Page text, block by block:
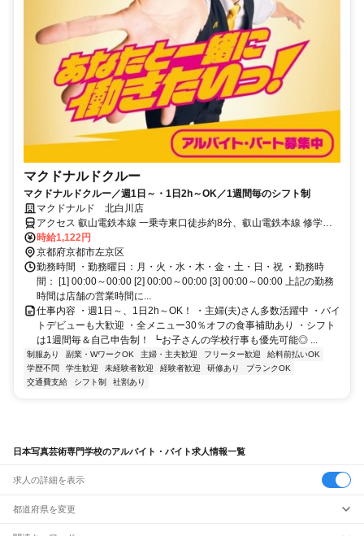
マクドナルドクルー
マクドナルドクルー／週1日～・1日2h～OK／1週間毎のシフト制
マクドナルド 北白川店
アクセス 叡山電鉄本線 一乗寺東口徒歩約8分、叡山電鉄本線 修学院
徒歩約13分、叡山電鉄本線 茶山・京都芸術大学徒歩約13分 一乗寺
[叡山電鉄叡山本線] 茶山・京都芸術大学 [叡山電鉄叡山本線] 修学院
[叡山電鉄叡山本線] 元田中 [叡山電鉄叡山本線] 松ヶ崎 [京都市営地下
鉄烏丸線]
時給1,122円
京都府京都市左京区
勤務時間 ・勤務曜日：月・火・水・木・金・土・日・祝 ・勤務時
間： [1] 00:00～00:00 [2] 00:00～00:00 [3] 00:00～00:00 上記の勤務
時間は店舗の営業時間に...
仕事内容 ・週1日～、1日2h～OK！ ・主婦(夫)さん多数活躍中 ・バイ
トデビューも大歓迎 ・全メニュー30％オフの食事補助あり ・シフト
は1週間毎＆自己申告制！ ┗お子さんの学校行事も優先可能◎ ...
制服あり 副業・WワークOK 主婦・主夫歓迎 フリーター歓迎
給料前払いOK
学歴不問
学生歓迎 未経験者歓迎 経験者歓迎 研修あり
ブランクOK
交通費支給
シフト制 社割あり
日本写真芸術専門学校のアルバイト・バイト求人情報一覧
求人の詳細を表示
都道府県を変更